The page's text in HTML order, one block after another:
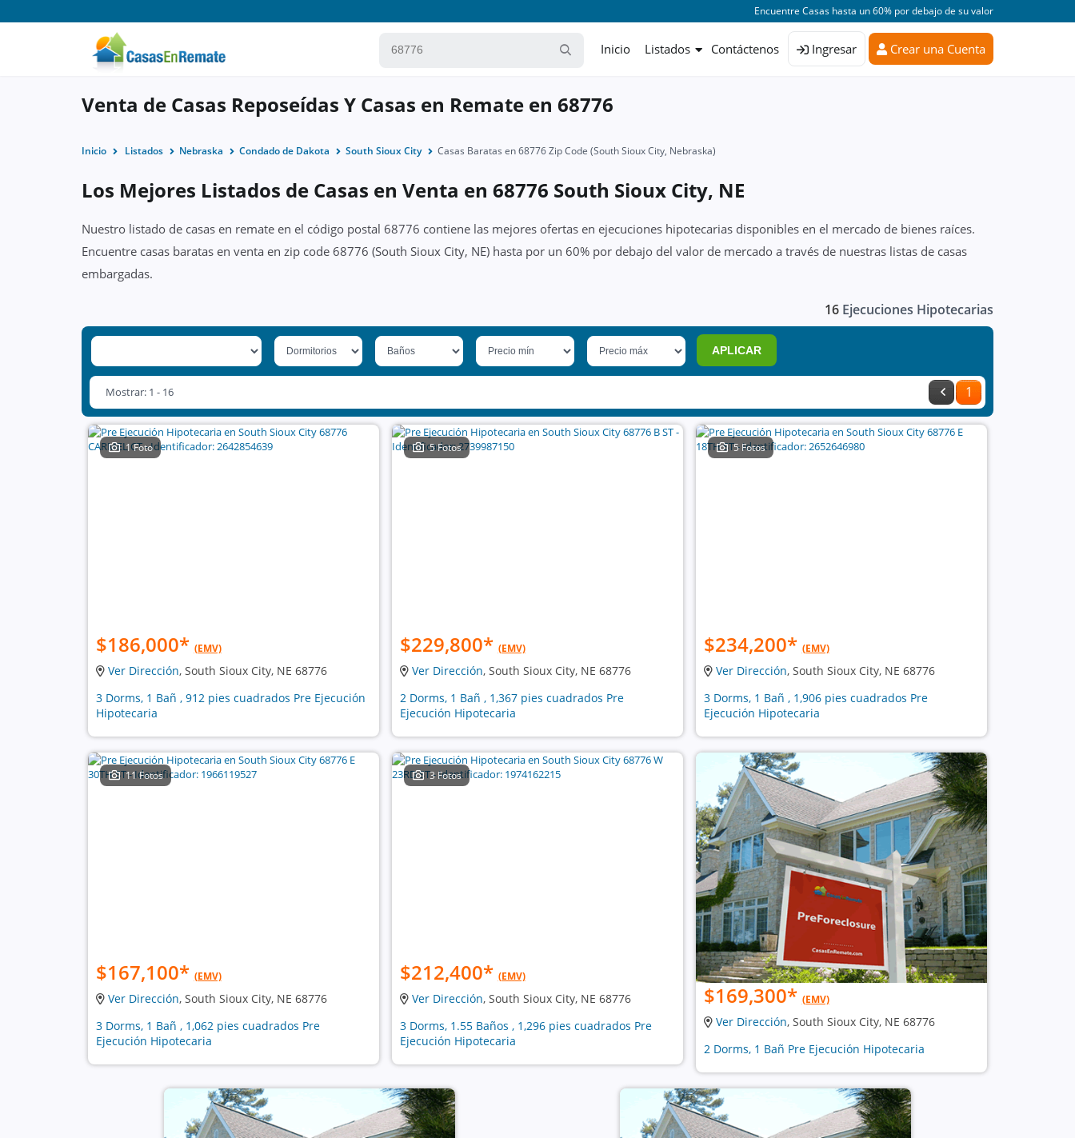
Encuentre Casas hasta un 60% por debajo de su valor
Inicio Listados Contáctenos Ingresar Crear una Cuenta
Venta de Casas Reposeídas Y Casas en Remate en 68776
Inicio Listados Nebraska Condado de Dakota South Sioux City Casas Baratas en 68776 Zip Code (South Sioux City, Nebraska)
Los Mejores Listados de Casas en Venta en 68776 South Sioux City, NE
Nuestro listado de casas en remate en el código postal 68776 contiene las mejores ofertas en ejecuciones hipotecarias disponibles en el mercado de bienes raíces.
Encuentre casas baratas en venta en zip code 68776 (South Sioux City, NE) hasta por un 60% por debajo del valor de mercado a través de nuestras listas de casas
embargadas.
16 Ejecuciones Hipotecarias
APLICAR
1
Mostrar: 1 - 16
1 Foto
$186,000* (EMV)
Ver Dirección, South Sioux City, NE 68776
3 Dorms, 1 Bañ , 912 pies cuadrados Pre Ejecución
Hipotecaria
5 Fotos
$229,800* (EMV)
Ver Dirección, South Sioux City, NE 68776
2 Dorms, 1 Bañ , 1,367 pies cuadrados Pre
Ejecución Hipotecaria
5 Fotos
$234,200* (EMV)
Ver Dirección, South Sioux City, NE 68776
3 Dorms, 1 Bañ , 1,906 pies cuadrados Pre
Ejecución Hipotecaria
11 Fotos
$167,100* (EMV)
Ver Dirección, South Sioux City, NE 68776
3 Dorms, 1 Bañ , 1,062 pies cuadrados Pre
Ejecución Hipotecaria
3 Fotos
$212,400* (EMV)
Ver Dirección, South Sioux City, NE 68776
3 Dorms, 1.55 Baños , 1,296 pies cuadrados Pre
Ejecución Hipotecaria
$169,300* (EMV)
Ver Dirección, South Sioux City, NE 68776
2 Dorms, 1 Bañ Pre Ejecución Hipotecaria